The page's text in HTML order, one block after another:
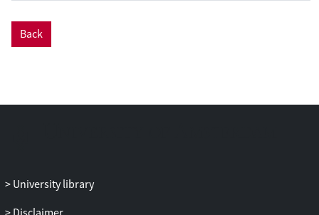
Back
University library